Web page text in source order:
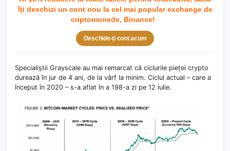
îți deschizi un cont nou la cel mai popular exchange de
criptomonede, Binance!
Deschide-ți cont acum
Specialiștii Grayscale au mai remarcat că ciclurile pieței crypto
durează în jur de 4 ani, de la vârf la minim. Ciclul actual – care a
început în 2020 – s-a aflat în a 198-a zi pe 12 iulie.